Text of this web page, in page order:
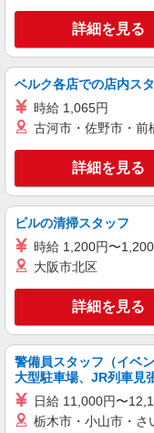
株式会社kotrio /●UT-H-
い有
通費
キープ
株式会社kotrio /●UT-H-
介
集。
通費
キープ
詳細を見る
ベルク各店での店内ス
時給 1,065円
古河市・佐野市・前
詳細を見る
ビルの清掃スタッフ
時給 1,200円〜
大阪市北区
詳細を見る
警備員スタッフ（イベ
大型駐車場、JR列車見
日給 11,000円〜
栃木市・小山市・さ